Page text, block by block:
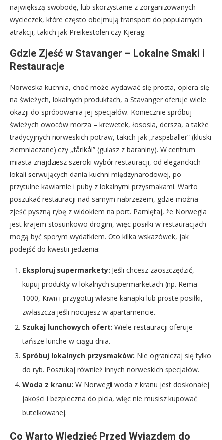
największą swobodę, lub skorzystanie z zorganizowanych
wycieczek, które często obejmują transport do popularnych
atrakcji, takich jak Preikestolen czy Kjerag.
Gdzie Zjeść w Stavanger – Lokalne Smaki i
Restauracje
Norweska kuchnia, choć może wydawać się prosta, opiera się
na świeżych, lokalnych produktach, a Stavanger oferuje wiele
okazji do spróbowania jej specjałów. Koniecznie spróbuj
świeżych owoców morza – krewetek, łososia, dorsza, a także
tradycyjnych norweskich potraw, takich jak „raspeballer” (kluski
ziemniaczane) czy „fårikål” (gulasz z baraniny). W centrum
miasta znajdziesz szeroki wybór restauracji, od eleganckich
lokali serwujących dania kuchni międzynarodowej, po
przytulne kawiarnie i puby z lokalnymi przysmakami. Warto
poszukać restauracji nad samym nabrzeżem, gdzie można
zjeść pyszną rybę z widokiem na port. Pamiętaj, że Norwegia
jest krajem stosunkowo drogim, więc posiłki w restauracjach
mogą być sporym wydatkiem. Oto kilka wskazówek, jak
podejść do kwestii jedzenia:
Eksploruj supermarkety: Jeśli chcesz zaoszczędzić,
kupuj produkty w lokalnych supermarketach (np. Rema
1000, Kiwi) i przygotuj własne kanapki lub proste posiłki,
zwłaszcza jeśli nocujesz w apartamencie.
Szukaj lunchowych ofert: Wiele restauracji oferuje
tańsze lunche w ciągu dnia.
Spróbuj lokalnych przysmaków: Nie ograniczaj się tylko
do ryb. Poszukaj również innych norweskich specjałów.
Woda z kranu: W Norwegii woda z kranu jest doskonałej
jakości i bezpieczna do picia, więc nie musisz kupować
butelkowanej.
Co Warto Wiedzieć Przed Wyjazdem do